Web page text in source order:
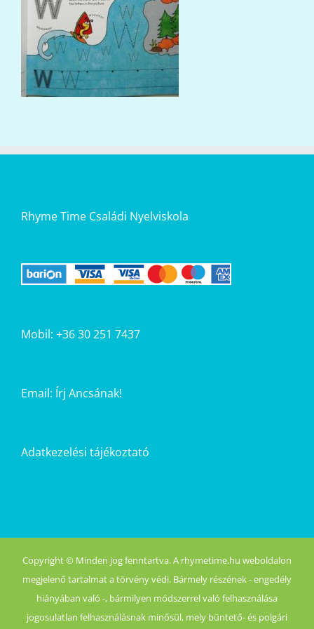
Rhyme Time Családi Nyelviskola
Mobil: +36 30 251 7437
Email: Írj Ancsának!
Adatkezelési tájékoztató
Copyright © Minden jog fenntartva. A rhymetime.hu weboldalon
megjelenő tartalmat a törvény védi. Bármely részének - engedély
hiányában való -, bármilyen módszerrel való felhasználása
jogosulatlan felhasználásnak minősül, mely büntető- és polgári